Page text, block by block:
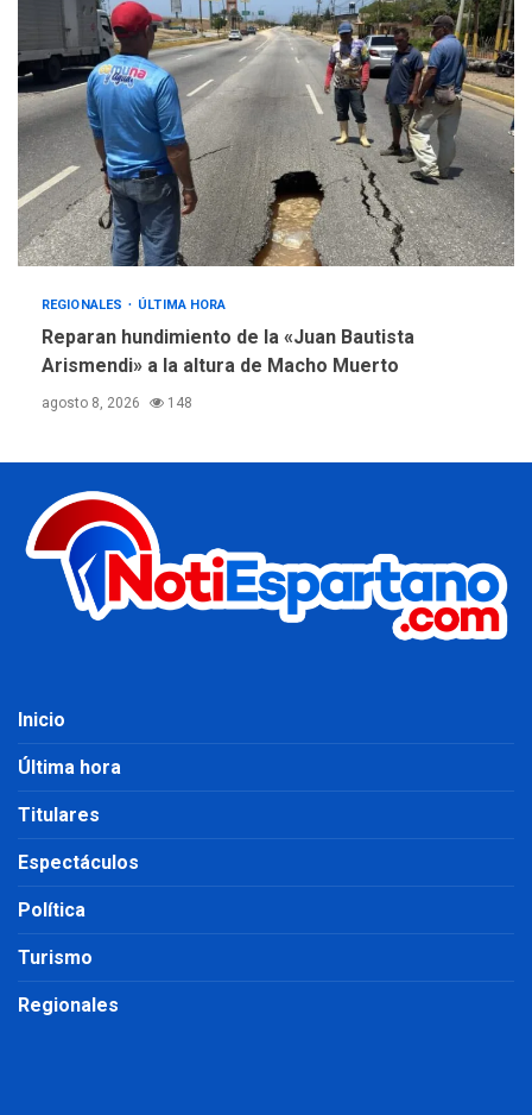
REGIONALES ÚLTIMA HORA
Reparan hundimiento de la «Juan Bautista
Arismendi» a la altura de Macho Muerto
agosto 8, 2026 148
Inicio
Última hora
Titulares
Espectáculos
Política
Turismo
Regionales